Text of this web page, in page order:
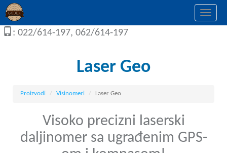
: 022/614-197, 062/614-197
Laser Geo
Proizvodi Visinomeri Laser Geo
Visoko precizni laserski
daljinomer sa ugrađenim GPS-